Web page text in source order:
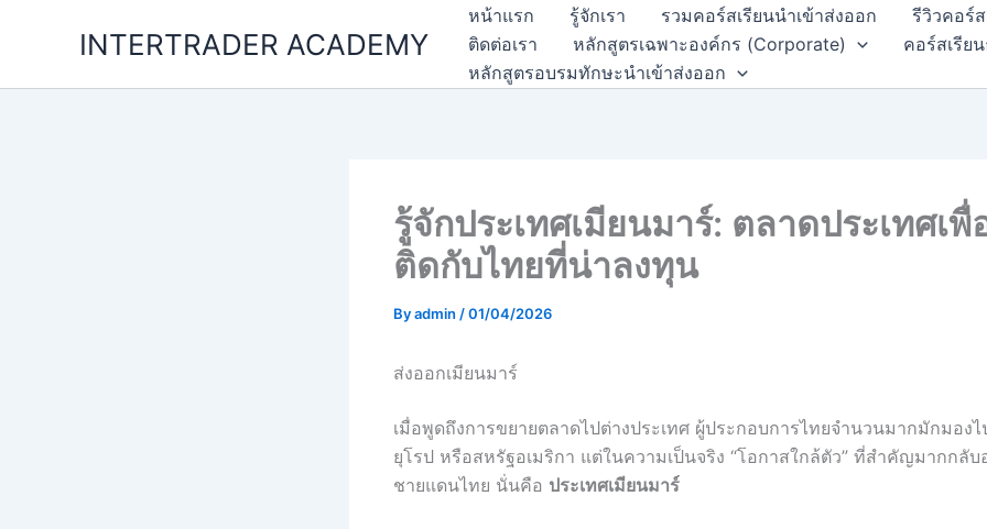
INTERTRADER ACADEMY
หน้าแรก รู้จักเรา รวมคอร์สเรียนนำเข้าส่งออก รีวิวคอร์
ติดต่อเรา
หลักสูตรเฉพาะองค์กร (Corporate)
คอร์สเรีย
หลักสูตรอบรมทักษะนำเข้าส่งออก
รู้จักประเทศเมียนมาร์: ตลาดประเทศเ
ติดกับไทยที่น่าลงทุน
Byadmin /01/04/2026
ส่งออกเมียนมาร์
เมื่อพูดถึงการขยายตลาดไปต่างประเทศ ผู้ประกอบการไทยจำนวนมากมักมอง
ยุโรป หรือสหรัฐอเมริกา แต่ในความเป็นจริง “โอกาสใกล้ตัว” ที่สำคัญมากกลับ
ชายแดนไทย นั่นคือ ประเทศเมียนมาร์